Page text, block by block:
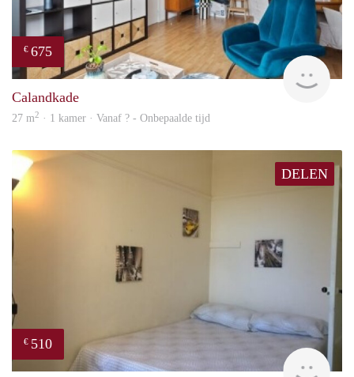
€ 675
Calandkade
27 m2 · 1 kamer · Vanaf ? - Onbepaalde tijd
DELEN
€ 510